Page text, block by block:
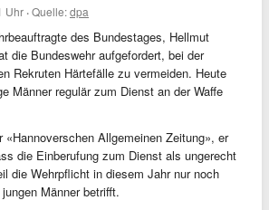
Uhr ·Quelle:dpa
des Bundestages, Hellmut
die Bundeswehr aufgefordert, bei der
Rekruten Härtefälle zu vermeiden. Heute
Männer regulär zum Dienst an der Waffe
«Hannoverschen Allgemeinen Zeitung», er
die Einberufung zum Dienst als ungerecht
die Wehrpflicht in diesem Jahr nur noch
Männer betrifft.